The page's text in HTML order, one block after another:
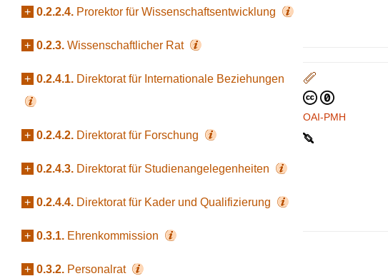
+ 0.2.2.4. Prorektor für Wissenschaftsentwicklung
+ 0.2.3. Wissenschaftlicher Rat
+ 0.2.4.1. Direktorat für Internationale Beziehungen
+ 0.2.4.2. Direktorat für Forschung
+ 0.2.4.3. Direktorat für Studienangelegenheiten
+ 0.2.4.4. Direktorat für Kader und Qualifizierung
+ 0.3.1. Ehrenkommission
+ 0.3.2. Personalrat
OAI-PMH